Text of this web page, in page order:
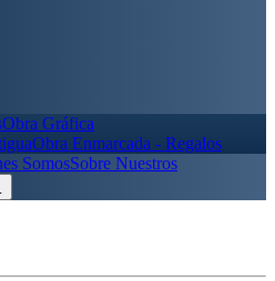
Obra Gráfica
Obra Enmarcada - Regalos
SomosSobre Nuestros